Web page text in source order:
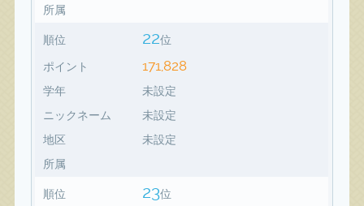
所属
順位 22位
ポイント 171,828
学年
未設定
ニックネーム
未設定
地区
未設定
所属
順位 23位